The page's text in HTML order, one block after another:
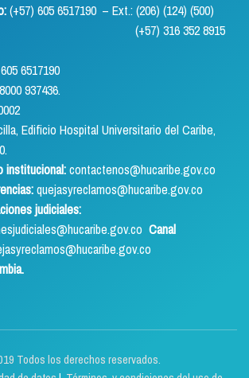
(+57) 605 6517190 – Ext.: (206) (124) (500)
316 352 8915
6517190
937436.
Edificio Hospital Universitario del Caribe,
institucional:contactenos@hucaribe.gov.co
quejasyreclamos@hucaribe.gov.co
judiciales:
Canal
Todos los derechos reservados.